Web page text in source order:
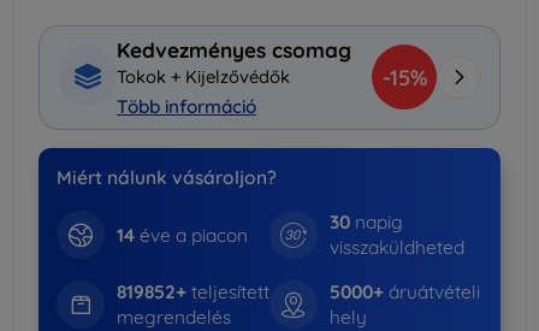
Kedvezményes csomag
Tokok + Kijelzővédők
Több információ
-15%
Miért nálunk vásároljon?
14éve a piacon
30 napig
visszaküldheted
819852+teljesített
megrendelés
5000+ áruátvételi
hely